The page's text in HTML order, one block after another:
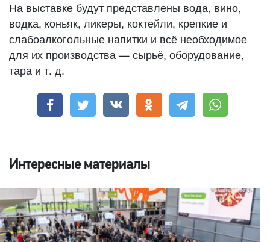
На выставке будут представлены вода, вино,
водка, коньяк, ликеры, коктейли, крепкие и
слабоалкогольные напитки и всё необходимое
для их производства — сырьё, оборудование,
тара и т. д.
Интересные материалы